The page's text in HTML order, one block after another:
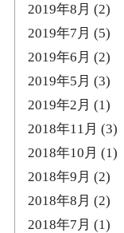
2019年8月 (2)
2019年7月 (5)
2019年6月 (2)
2019年5月 (3)
2019年2月 (1)
2018年11月 (3)
2018年10月 (1)
2018年9月 (2)
2018年8月 (2)
2018年7月 (1)